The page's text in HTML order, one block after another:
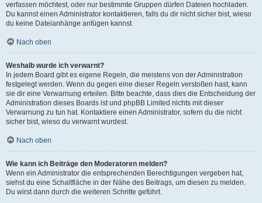
verfassen möchtest, oder nur bestimmte Gruppen dürfen Dateien hochladen.
Du kannst einen Administrator kontaktieren, falls du dir nicht sicher bist, wieso
du keine Dateianhänge anfügen kannst.
Nach oben
Weshalb wurde ich verwarnt?
In jedem Board gibt es eigene Regeln, die meistens von der Administration
festgelegt werden. Wenn du gegen eine dieser Regeln verstoßen hast, kann
sie dir eine Verwarnung erteilen. Bitte beachte, dass dies die Entscheidung der
Administration dieses Boards ist und phpBB Limited nichts mit dieser
Verwarnung zu tun hat. Kontaktiere einen Administrator, sofern du die nicht
sicher bist, wieso du verwarnt wurdest.
Nach oben
Wie kann ich Beiträge den Moderatoren melden?
Wenn ein Administrator die entsprechenden Berechtigungen vergeben hat,
siehst du eine Schaltfläche in der Nähe des Beitrags, um diesen zu melden.
Du wirst dann durch die weiteren Schritte geführt.